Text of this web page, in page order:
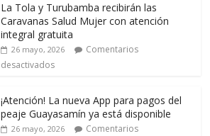
La Tola y Turubamba recibirán las
Caravanas Salud Mujer con atención
integral gratuita
26 mayo, 2026
Comentarios
desactivados
¡Atención! La nueva App para pagos del
peaje Guayasamín ya está disponible
26 mayo, 2026
Comentarios